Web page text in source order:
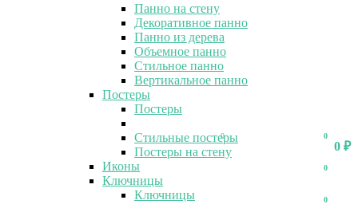
0
0 ₽
0
0
0
Панно на стену
Декоративное панно
Панно из дерева
Объемное панно
Стильное панно
Вертикальное панно
Постеры
Постеры
Стильные постеры
Постеры на стену
Иконы
Ключницы
Ключницы